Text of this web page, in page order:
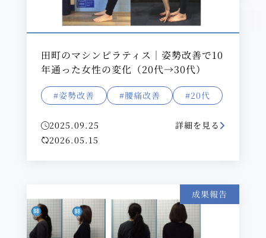
田町のマシンピラティス｜姿勢改善で10
年通った女性の変化（20代→30代）
#姿勢改善 #腰痛改善 #20代
2025.09.25
2026.05.15
詳細を見る
成果報告